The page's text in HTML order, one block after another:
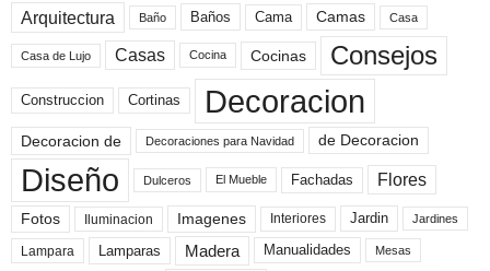
Arquitectura Baño Baños Cama Camas Casa
Casa de Lujo Casas Cocina Cocinas Consejos
Construccion Cortinas Decoracion
Decoracion de Decoraciones para Navidad de Decoracion
Diseño Dulceros El Mueble Fachadas Flores
Fotos Iluminacion Imagenes Interiores Jardin Jardines
Lampara Lamparas Madera Manualidades Mesas